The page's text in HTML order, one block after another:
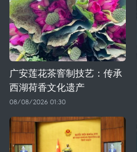
广安莲花茶窨制技艺：传承
西湖荷香文化遗产
08/08/2026 01:30